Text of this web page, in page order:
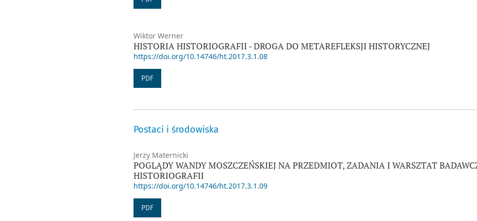
Wiktor Werner
HISTORIA HISTORIOGRAFII - DROGA DO METAREFLEKSJI HISTORYCZNEJ
https://doi.org/10.14746/ht.2017.3.1.08
PDF
Postaci i środowiska
Jerzy Maternicki
POGLĄDY WANDY MOSZCZEŃSKIEJ NA PRZEDMIOT, ZADANIA I WARSZTAT
HISTORIOGRAFII
https://doi.org/10.14746/ht.2017.3.1.09
PDF